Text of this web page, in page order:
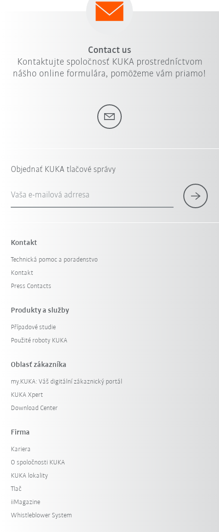
Contact us
Kontaktujte spoločnosť KUKA prostredníctvom
nášho online formulára, pomôžeme vám priamo!
Objednať KUKA tlačové správy
Vaša e-mailová adrresa
Kontakt
Technická pomoc a poradenstvo
Kontakt
Press Contacts
Produkty a služby
Případové studie
Použité roboty KUKA
Oblasť zákazníka
my.KUKA: Váš digitální zákaznický portál
KUKA Xpert
Download Center
Firma
Kariera
O spoločnosti KUKA
KUKA lokality
Tlač
iiMagazine
Whistleblower System